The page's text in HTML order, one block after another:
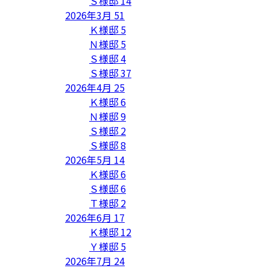
2026年3月 51
Ｋ様邸 5
Ｎ様邸 5
Ｓ様邸4
Ｓ様邸37
2026年4月 25
Ｋ様邸6
Ｎ様邸9
Ｓ様邸 2
Ｓ様邸8
2026年5月 14
Ｋ様邸6
Ｓ様邸6
Ｔ様邸 2
2026年6月 17
Ｋ様邸 12
Ｙ様邸 5
2026年7月 24